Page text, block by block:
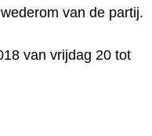
van de partij.
van vrijdag 20 tot